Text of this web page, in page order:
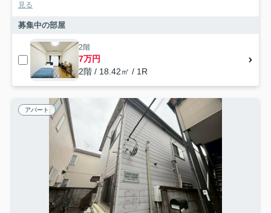
見る
募集中の部屋
2階
7万円
2階 / 18.42㎡ / 1R
アパート